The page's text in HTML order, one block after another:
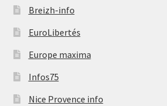
Breizh-info
EuroLibertés
Europe maxima
Infos75
Nice Provence info